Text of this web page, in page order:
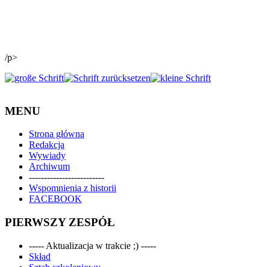
/p>
MENU
Strona główna
Redakcja
Wywiady
Archiwum
-------------------------
Wspomnienia z historii
FACEBOOK
PIERWSZY ZESPÓŁ
----- Aktualizacja w trakcie ;) -----
Skład